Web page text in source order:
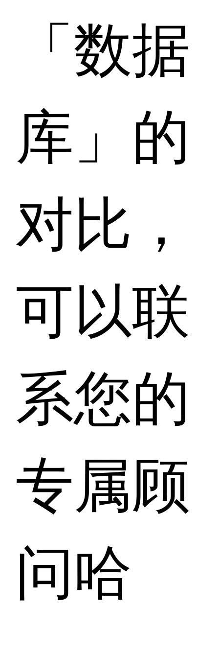
「数据
库」的
对比，
可以联
系您的
专属顾
问哈